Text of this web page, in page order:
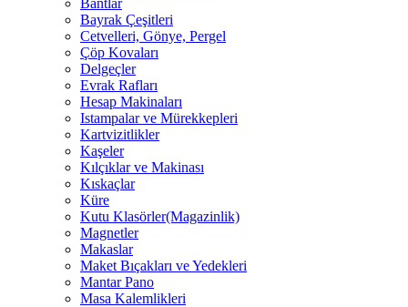
Bantlar
Bayrak Çeşitleri
Cetvelleri, Gönye, Pergel
Çöp Kovaları
Delgeçler
Evrak Rafları
Hesap Makinaları
Istampalar ve Mürekkepleri
Kartvizitlikler
Kaşeler
Kılçıklar ve Makinası
Kıskaçlar
Küre
Kutu Klasörler(Magazinlik)
Magnetler
Makaslar
Maket Bıçakları ve Yedekleri
Mantar Pano
Masa Kalemlikleri